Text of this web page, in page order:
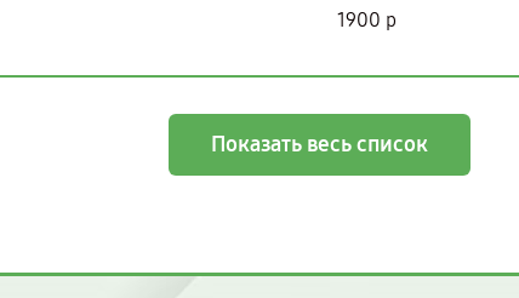
1900 р
Показать весь список